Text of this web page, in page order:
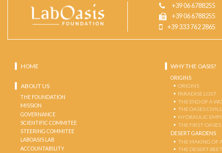
+39 06 6788255
+39 06 6788255
+39 333 762 2865
HOME
ABOUT US
THE FOUNDATION
MISSION
GOVERNANCE
SCIENTIFIC COMMITEE
STEERING COMMITEE
LABOASIS LAB
ACCOUNTABILITY
WHY THE OASIS?
ORIGINS
ORIGINS
PARADISE LOST
THE END OF A
THE OASES
HYDRAULIC
THE FIRST OASES
DESERT GARDENS
THE MAKING OF
THE DESERT-